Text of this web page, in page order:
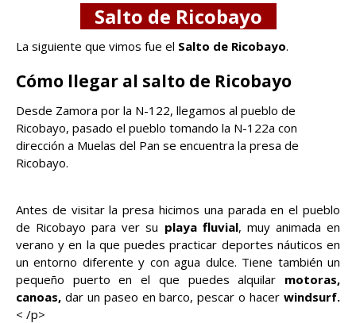
Salto de Ricobayo
La siguiente que vimos fue el Salto de Ricobayo.
Cómo llegar al salto de Ricobayo
Desde Zamora por la N-122, llegamos al pueblo de
Ricobayo, pasado el pueblo tomando la N-122a con
dirección a Muelas del Pan se encuentra la presa de
Ricobayo.
Antes de visitar la presa hicimos una parada en el pueblo
de Ricobayo para ver su playa fluvial, muy animada en
verano y en la que puedes practicar deportes náuticos en
un entorno diferente y con agua dulce. Tiene también un
pequeño puerto en el que puedes alquilar motoras,
canoas, dar un paseo en barco, pescar o hacer windsurf.
< /p>